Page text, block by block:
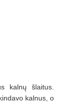
kalnų šlaitus.
kalnus, o